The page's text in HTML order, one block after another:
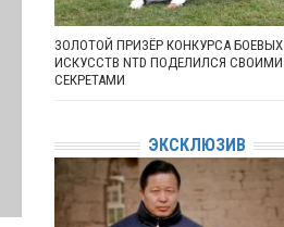
ЗОЛОТОЙ ПРИЗЁР КОНКУРСА БОЕВЫХ
ИСКУССТВ NTD ПОДЕЛИЛСЯ СВОИМИ
СЕКРЕТАМИ
ЭКСКЛЮЗИВ